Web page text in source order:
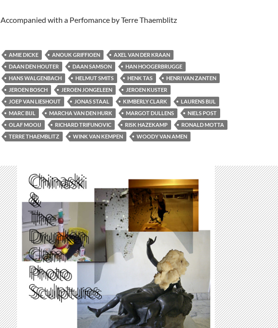
Accompanied with a Perfomance by Terre Thaemblitz
AMIE DICKE ANOUK GRIFFIOEN
AXEL VAN DER KRAAN
DAAN DEN HOUTER
DAAN SAMSON
HAN HOOGERBRUGGE
HANS WALGENBACH
HELMUT SMITS HENK TAS
HENRI VAN ZANTEN
JEROEN BOSCH
JEROEN JONGELEEN
JEROEN KUSTER
JOEP VAN LIESHOUT
JONAS STAAL KIMBERLY CLARK
LAURENS BIJL
MARC BIJL
MARCHA VAN DEN HURK MARGOT DULLENS
NIELS POST
OLAF MOOIJ
RICHARD TRIFUNOVIC RISK HAZEKAMP
RONALD MOTTA
TERRE THAEMBLITZ
WINK VAN KEMPEN WOODY VAN AMEN